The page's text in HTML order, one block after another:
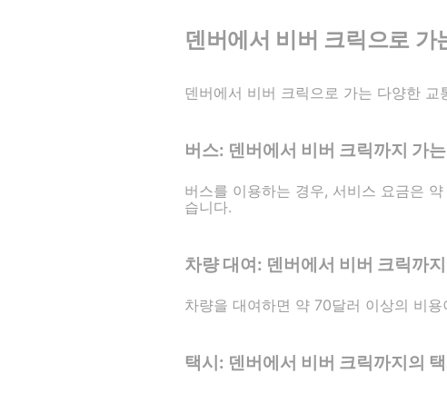
덴버에서 비버 크릭으로 가
덴버에서 비버 크릭으로 가는 다양한
버스: 덴버에서 비버 크릭까지 가
버스를 이용하는 경우, 서비스 요금은
습니다.
차량 대여: 덴버에서 비버 크릭까
차량을 대여하면 약 70달러 이상의 비
택시: 덴버에서 비버 크릭까지의 택